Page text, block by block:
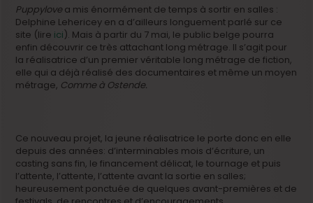
Puppylove a mis énormément de temps à sortir en salles :
Delphine Lehericey en a d’ailleurs longuement parlé sur ce
site (lire ici). Mais à partir du 7 mai, le public belge pourra
enfin découvrir ce très attachant long métrage. Il s’agit pour
la réalisatrice d’un premier véritable long métrage de fiction,
elle qui a déjà réalisé des documentaires et même un moyen
métrage, Comme à Ostende.
Ce nouveau projet, la jeune réalisatrice le porte donc en elle
depuis des années: d’interminables mois d’écriture, un
casting sans fin, le financement délicat, le tournage et puis
l’attente, l’attente, l’attente avant la sortie en salles;
heureusement ponctuée de quelques avant-premières et de